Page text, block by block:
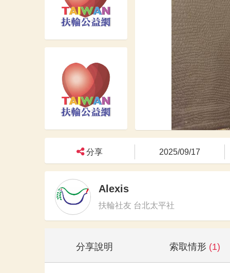
分享 2025/09/17
Alexis
扶輪社友 台北太平社
分享說明 索取情形 (1)